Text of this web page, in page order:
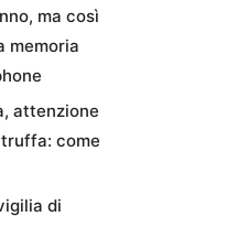
ma così
memoria
attenzione
come
di